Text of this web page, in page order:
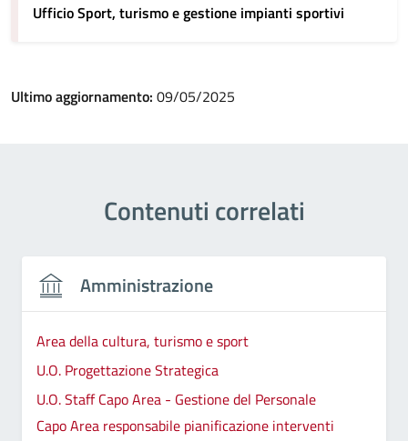
Ufficio Sport, turismo e gestione impianti sportivi
Ultimo aggiornamento: 09/05/2025
Contenuti correlati
Amministrazione
Area della cultura, turismo e sport
U.O. Progettazione Strategica
U.O. Staff Capo Area - Gestione del Personale
Capo Area responsabile pianificazione interventi